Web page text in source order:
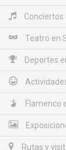
Conciertos
Teatro en
Deportes
Flamenco
Rutas y